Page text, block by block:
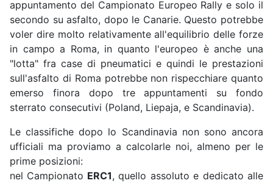
appuntamento del Campionato Europeo Rally e solo il
secondo su asfalto, dopo le Canarie. Questo potrebbe
voler dire molto relativamente all'equilibrio delle forze
in campo a Roma, in quanto l'europeo è anche una
"lotta" fra case di pneumatici e quindi le prestazioni
sull'asfalto di Roma potrebbe non rispecchiare quanto
emerso finora dopo tre appuntamenti su fondo
sterrato consecutivi (Poland, Liepaja, e Scandinavia).
Le classifiche dopo lo Scandinavia non sono ancora
ufficiali ma proviamo a calcolarle noi, almeno per le
prime posizioni:
nel Campionato ERC1, quello assoluto e dedicato alle